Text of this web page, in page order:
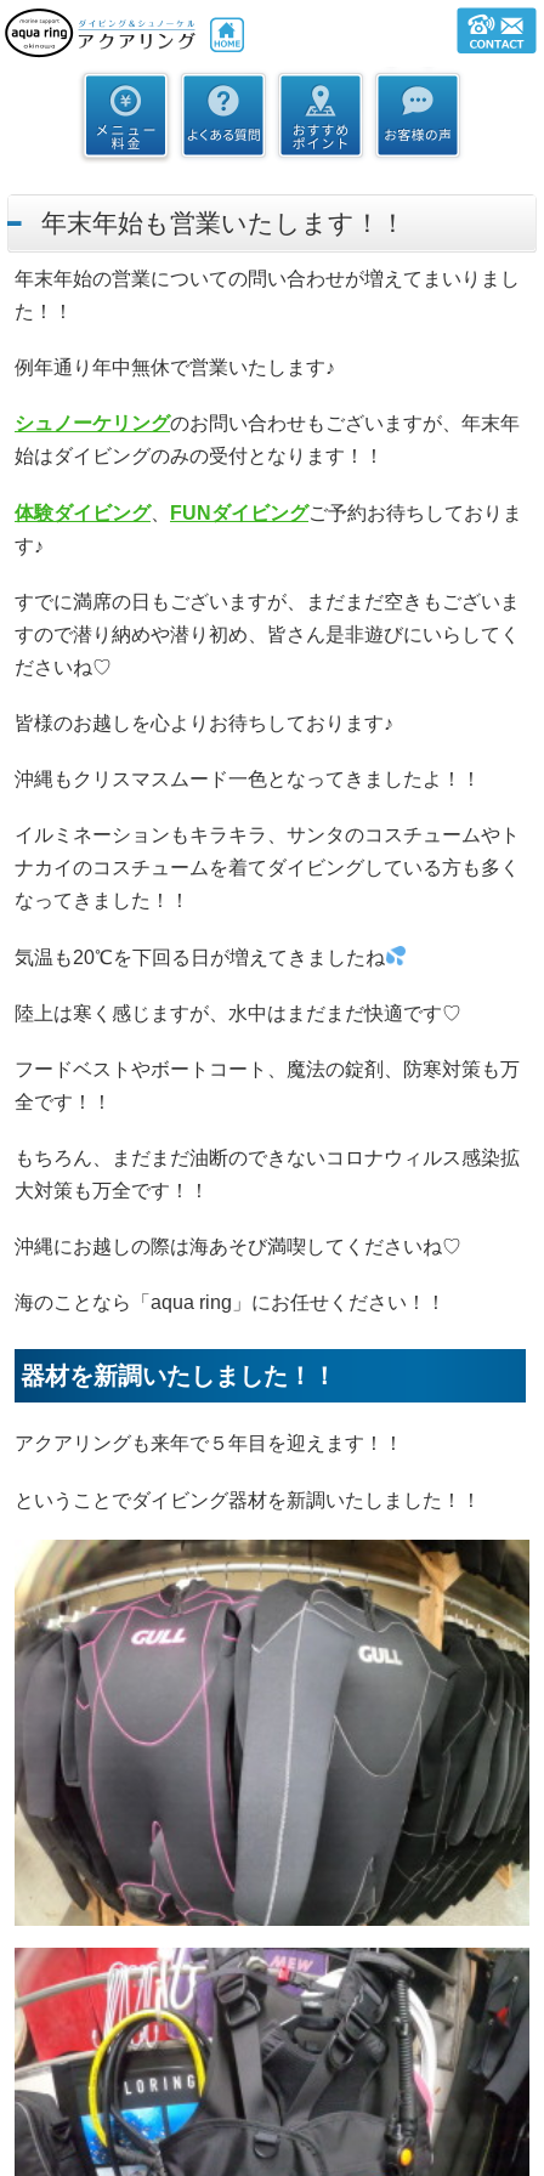
年末年始も営業いたします！！
年末年始の営業についての問い合わせが増えてまいりまし
た！！
例年通り年中無休で営業いたします♪
シュノーケリングのお問い合わせもございますが、年末年
始はダイビングのみの受付となります！！
体験ダイビング、 FUNダイビングご予約お待ちしておりま
す♪
すでに満席の日もございますが、まだまだ空きもございま
すので潜り納めや潜り初め、皆さん是非遊びにいらしてく
ださいね♡
皆様のお越しを心よりお待ちしております♪
沖縄もクリスマスムード一色となってきましたよ！！
イルミネーションもキラキラ、サンタのコスチュームやト
ナカイのコスチュームを着てダイビングしている方も多く
なってきました！！
気温も20℃を下回る日が増えてきましたね
陸上は寒く感じますが、水中はまだまだ快適です♡
フードベストやボートコート、魔法の錠剤、防寒対策も万
全です！！
もちろん、まだまだ油断のできないコロナウィルス感染拡
大対策も万全です！！
沖縄にお越しの際は海あそび満喫してくださいね♡
海のことなら「aqua ring」にお任せください！！
器材を新調いたしました！！
アクアリングも来年で５年目を迎えます！！
ということでダイビング器材を新調いたしました！！